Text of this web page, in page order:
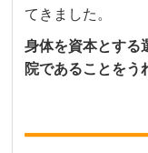
てきました。
身体を資本とする
院であることをう